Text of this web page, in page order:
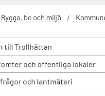
Bygga, bo och miljö
till Trollhättan
och offentliga lokaler
och lantmäteri